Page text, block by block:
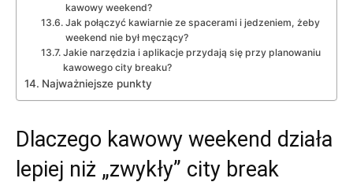
kawowy weekend?
Jak połączyć kawiarnie ze spacerami i jedzeniem, żeby
weekend nie był męczący?
Jakie narzędzia i aplikacje przydają się przy planowaniu
kawowego city breaku?
Najważniejsze punkty
Dlaczego kawowy weekend działa
lepiej niż „zwykły” city break